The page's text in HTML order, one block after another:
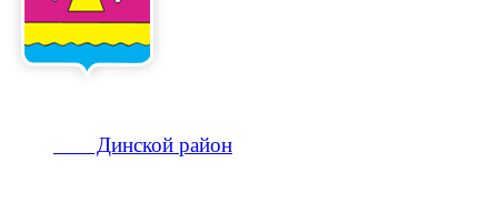
Динской район